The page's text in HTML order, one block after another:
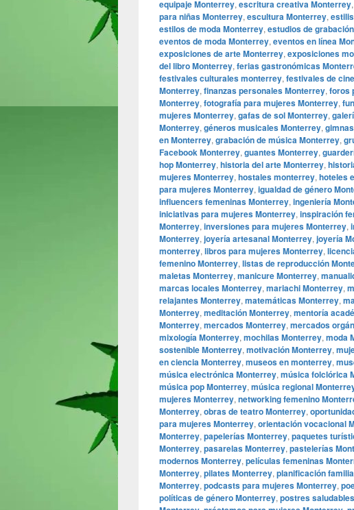
equipaje Monterrey, escritura creativa Monterrey,
para niñas Monterrey, escultura Monterrey,
estilos de moda Monterrey, estudios de
eventos de moda Monterrey, eventos en línea
exposiciones de arte Monterrey, exposiciones
del libro Monterrey, ferias gastronómicas
festivales culturales monterrey, festivales de
Monterrey, finanzas personales Monterrey, foros
Monterrey, fotografía para mujeres Monterrey,
mujeres Monterrey, gafas de sol Monterrey,
Monterrey, géneros musicales Monterrey,
en Monterrey, grabación de música Monterrey,
Facebook Monterrey, guantes Monterrey,
hop Monterrey, historia del arte Monterrey,
mujeres Monterrey, hostales monterrey, hoteles
para mujeres Monterrey, igualdad de género
influencers femeninas Monterrey, ingeniería
iniciativas para mujeres Monterrey, inspiración
Monterrey, inversiones para mujeres Monterrey,
Monterrey, joyería artesanal Monterrey, joyería
monterrey, libros para mujeres Monterrey,
femenino Monterrey, listas de reproducción
maletas Monterrey, manicure Monterrey,
marcas locales Monterrey, mariachi Monterrey,
relajantes Monterrey, matemáticas Monterrey,
Monterrey, meditación Monterrey, mentoría
Monterrey, mercados Monterrey, mercados
mixología Monterrey, mochilas Monterrey, moda
sostenible Monterrey, motivación Monterrey,
en ciencia Monterrey, museos en monterrey,
música electrónica Monterrey, música folclórica
música pop Monterrey, música regional
mujeres Monterrey, networking femenino
Monterrey, obras de teatro Monterrey,
para mujeres Monterrey, orientación vocacional
Monterrey, papelerías Monterrey, paquetes
Monterrey, pasarelas Monterrey, pastelerías
modernos Monterrey, películas femeninas
Monterrey, pilates Monterrey, planificación
Monterrey, podcasts para mujeres Monterrey,
políticas de género Monterrey, postres